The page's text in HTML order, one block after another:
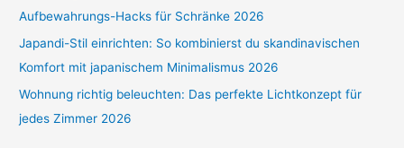
Aufbewahrungs-Hacks für Schränke 2026
Japandi-Stil einrichten: So kombinierst du skandinavischen
Komfort mit japanischem Minimalismus 2026
Wohnung richtig beleuchten: Das perfekte Lichtkonzept für
jedes Zimmer 2026